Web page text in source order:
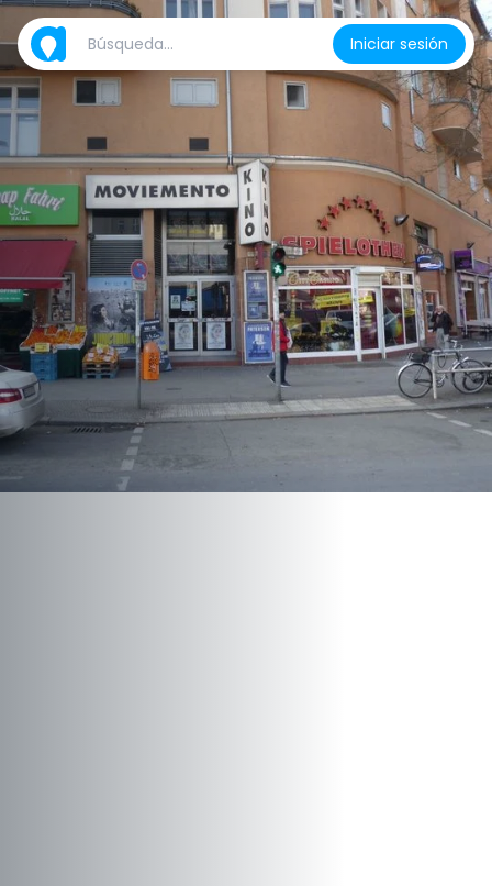
Iniciar sesión